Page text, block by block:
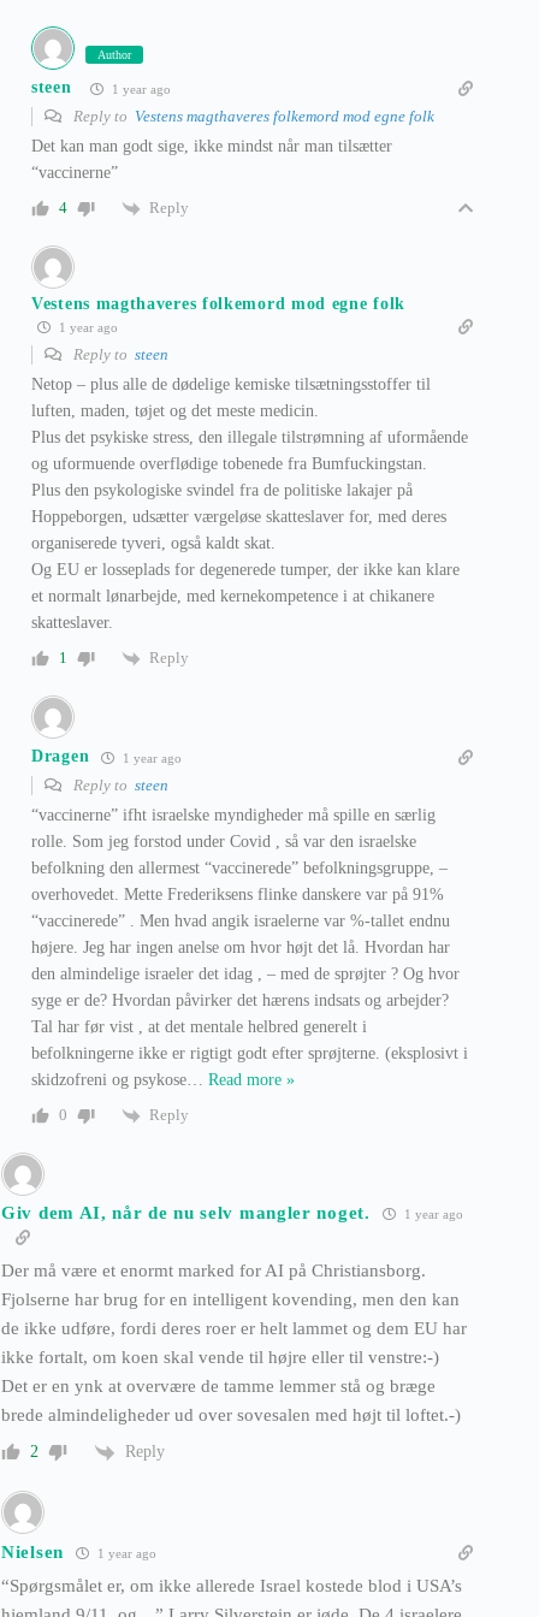
Author
steen 1 year ago
Reply to Vestens magthaveres folkemord mod egne folk
Det kan man godt sige, ikke mindst når man tilsætter
“vaccinerne”
4
Reply
Vestens magthaveres folkemord mod egne folk
1 year ago
Reply to steen
Netop – plus alle de dødelige kemiske tilsætningsstoffer til
luften, maden, tøjet og det meste medicin.
Plus det psykiske stress, den illegale tilstrømning af uformående
og uformuende overflødige tobenede fra Bumfuckingstan.
Plus den psykologiske svindel fra de politiske lakajer på
Hoppeborgen, udsætter værgeløse skatteslaver for, med deres
organiserede tyveri, også kaldt skat.
Og EU er losseplads for degenerede tumper, der ikke kan klare
et normalt lønarbejde, med kernekompetence i at chikanere
skatteslaver.
1
Reply
Dragen 1 year ago
Reply to steen
“vaccinerne” ifht israelske myndigheder må spille en særlig
rolle. Som jeg forstod under Covid , så var den israelske
befolkning den allermest “vaccinerede” befolkningsgruppe, –
overhovedet. Mette Frederiksens flinke danskere var på 91%
“vaccinerede” . Men hvad angik israelerne var %-tallet endnu
højere. Jeg har ingen anelse om hvor højt det lå. Hvordan har
den almindelige israeler det idag , – med de sprøjter ? Og hvor
syge er de? Hvordan påvirker det hærens indsats og arbejder?
Tal har før vist , at det mentale helbred generelt i
befolkningerne ikke er rigtigt godt efter sprøjterne. (eksplosivt i
skidzofreni og psykose
Read more »
0
Reply
Giv dem AI, når de nu selv mangler noget. 1 year ago
Der må være et enormt marked for AI på Christiansborg.
Fjolserne har brug for en intelligent kovending, men den kan
de ikke udføre, fordi deres roer er helt lammet og dem EU har
ikke fortalt, om koen skal vende til højre eller til venstre:-)
Det er en ynk at overvære de tamme lemmer stå og bræge
brede almindeligheder ud over sovesalen med højt til loftet.-)
2 Reply
Nielsen 1 year ago
“Spørgsmålet er, om ikke allerede Israel kostede blod i USA’s